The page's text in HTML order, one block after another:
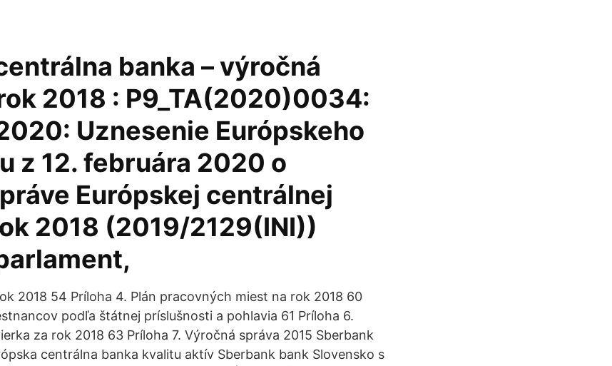
banka – výročná
2018 : P9_TA(2020)0034:
Uznesenie Európskeho
z 12. februára 2020 o
Európskej centrálnej
2018 (2019/2129(INI))
2018 54 Príloha 4. Plán pracovných miest na rok 2018 60
podľa štátnej príslušnosti a pohlavia 61 Príloha 6.
za rok 2018 63 Príloha 7. Výročná správa 2015 Sberbank
centrálna banka kvalitu aktív Sberbank bank Slovensko s